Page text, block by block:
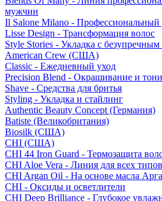
мужчин
Il Salone Milano - Профессиональный
Lisse Design - Трансформация волос
Style Stories - Укладка с безупречным
American Crew (США)
Classic - Ежедневный уход
Precision Blend - Окрашивание и
Shave - Средства для бритья
Styling - Укладка и стайлинг
Authentic Beauty Concept (Германия)
Batiste (Великобритания)
Biosilk (США)
CHI (США)
CHI 44 Iron Guard - Термозащита
CHI Aloe Vera - Линия для всех
CHI Argan Oil - На основе масла
CHI - Оксиды и осветлители
CHI Deep Brilliance - Глубокое